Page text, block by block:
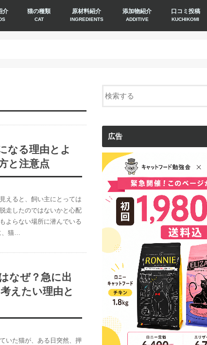
介 猫の種類
CAT
原材料紹介
INGREDIENTS
添加物紹介
ADDITIVE
口コミ投稿
KUCHIKOMI
なる理由とよ
と注意点
えると、飼い主にとっては
走したのではないかと心配
よらない場所に潜んでいる
猫…
なぜ？急に出
えたい理由と
いた猫が、ある日突然、押
広告